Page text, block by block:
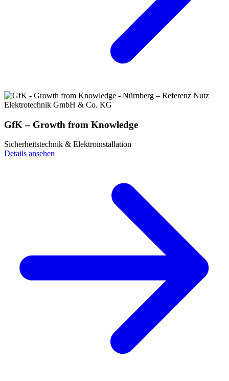
GfK – Growth from Knowledge
Sicherheitstechnik & Elektroinstallation
Details ansehen